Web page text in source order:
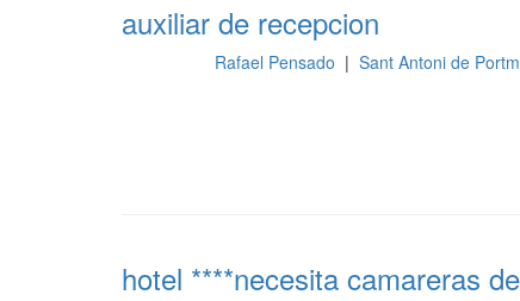
auxiliar de recepcion
Rafael Pensado | Sant Antoni de
hotel ****necesita camareras